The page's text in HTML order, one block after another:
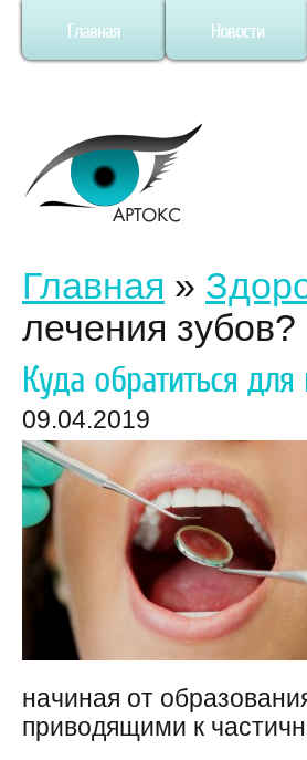
Главная Новости
Главная »
лечения зубов?
Куда обратиться
09.04.2019
начиная от
приводящими к